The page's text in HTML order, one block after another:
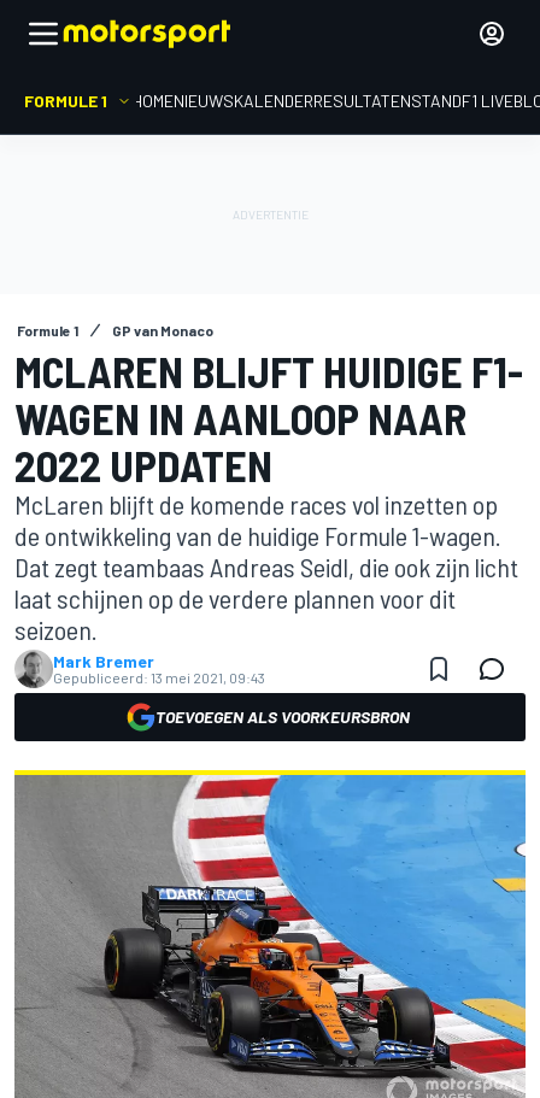
FORMULE 1 HOMENIEUWSKALENDERRESULTATENSTANDF1
Formule 1 GP van Monaco
MCLAREN BLIJFT HUIDIGE F1-
WAGEN IN AANLOOP NAAR
2022 UPDATEN
McLaren blijft de komende races vol inzetten op
de ontwikkeling van de huidige Formule 1-wagen.
Dat zegt teambaas Andreas Seidl, die ook zijn licht
laat schijnen op de verdere plannen voor dit
seizoen.
Mark Bremer
Gepubliceerd: 13 mei 2021, 09:43
TOEVOEGEN ALS VOORKEURSBRON